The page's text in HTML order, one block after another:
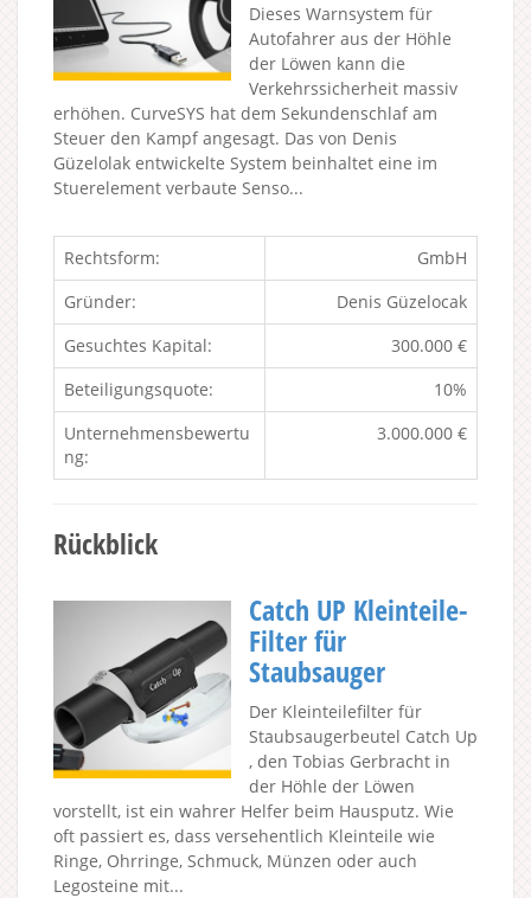
Dieses Warnsystem für
Autofahrer aus der Höhle
der Löwen kann die
Verkehrssicherheit massiv
erhöhen. CurveSYS hat dem Sekundenschlaf am
Steuer den Kampf angesagt. Das von Denis
Güzelolak entwickelte System beinhaltet eine im
Stuerelement verbaute Senso...
Rechtsform:
GmbH
Gründer:
Denis Güzelocak
Gesuchtes Kapital:
300.000 €
Beteiligungsquote:
10%
Unternehmensbewertu
ng:
3.000.000 €
Rückblick
Catch UP Kleinteile-
Filter für
Staubsauger
Der Kleinteilefilter für
Staubsaugerbeutel Catch Up
, den Tobias Gerbracht in
der Höhle der Löwen
vorstellt, ist ein wahrer Helfer beim Hausputz. Wie
oft passiert es, dass versehentlich Kleinteile wie
Ringe, Ohrringe, Schmuck, Münzen oder auch
Legosteine mit...